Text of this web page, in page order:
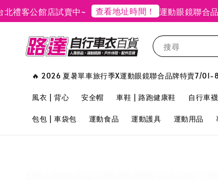
公館店試賣中~ 查看地址時間！ 運動眼鏡聯合品牌特
搜尋
🔥 2026 夏暑單車旅行季X運動眼鏡聯合品牌特賣7/01-
風衣 | 背心 安全帽 車鞋 | 路跑健康鞋 自行車襪
包包 | 車袋包 運動食品 運動護具 運動用品